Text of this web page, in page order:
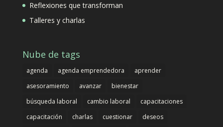
Reflexiones que transforman
Talleres y charlas
Nube de tags
agenda agenda emprendedora
aprender
asesoramiento
avanzar
bienestar
búsqueda laboral
cambio laboral
capacitaciones
capacitación
charlas cuestionar
deseos